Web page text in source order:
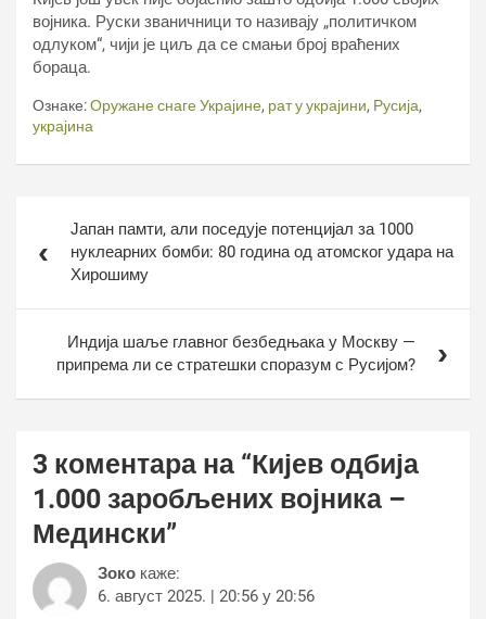
војника. Руски званичници то називају „политичком
одлуком“, чији је циљ да се смањи број враћених
бораца.
Ознаке:Оружане снаге Украјине, рат у украјини, Русија,
украјина
чланкаЈапан памти, али поседује потенцијал за 1000
нуклеарних бомби: 80 година од атомског удара на
Хирошиму
Индија шаље главног безбедњака у Москву —
припрема ли се стратешки споразум с Русијом?
3 коментара на “Кијев одбија
1.000 заробљених војника –
Медински”
Зоко каже:
6. август 2025. | 20:56 у 20:56